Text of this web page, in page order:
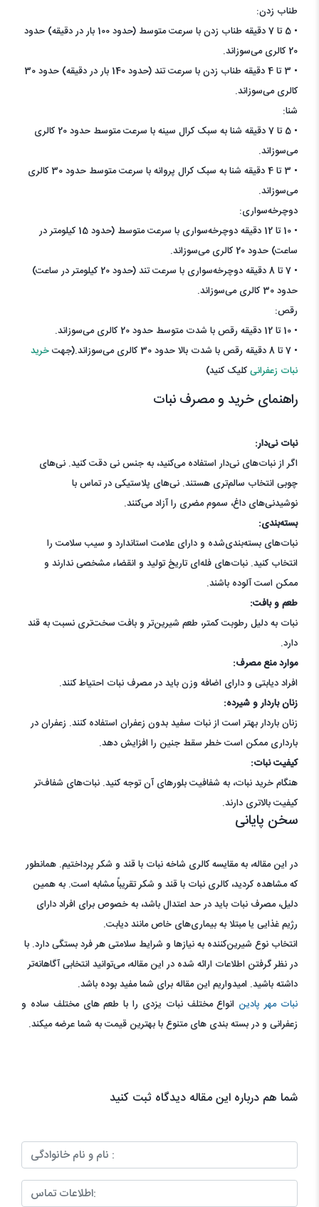
طناب زدن:
• 5 تا 7 دقیقه طناب زدن با سرعت متوسط (حدود 100 بار در دقیقه) حدود
20 کالری می‌سوزاند.
• 3 تا 4 دقیقه طناب زدن با سرعت تند (حدود 140 بار در دقیقه) حدود 30
کالری می‌سوزاند.
شنا:
• 5 تا 7 دقیقه شنا به سبک کرال سینه با سرعت متوسط حدود 20 کالری
می‌سوزاند.
• 3 تا 4 دقیقه شنا به سبک کرال پروانه با سرعت متوسط حدود 30 کالری
می‌سوزاند.
دوچرخه‌سواری:
• 10 تا 12 دقیقه دوچرخه‌سواری با سرعت متوسط (حدود 15 کیلومتر در
ساعت) حدود 20 کالری می‌سوزاند.
• 7 تا 8 دقیقه دوچرخه‌سواری با سرعت تند (حدود 20 کیلومتر در ساعت)
حدود 30 کالری می‌سوزاند.
رقص:
• 10 تا 12 دقیقه رقص با شدت متوسط حدود 20 کالری می‌سوزاند.
• 7 تا 8 دقیقه رقص با شدت بالا حدود 30 کالری می‌سوزاند.(جهت
خرید
نبات زعفرانیکلیک کنید)
راهنمای خرید و مصرف نبات
نبات نی‌دار:
اگر از نبات‌های نی‌دار استفاده می‌کنید، به جنس نی دقت کنید. نی‌های
چوبی انتخاب سالم‌تری هستند. نی‌های پلاستیکی در تماس با
نوشیدنی‌های داغ، سموم مضری را آزاد می‌کنند.
بسته‌بندی:
نبات‌های بسته‌بندی‌شده و دارای علامت استاندارد و سیب سلامت را
انتخاب کنید. نبات‌های فله‌ای تاریخ تولید و انقضاء مشخصی ندارند و
ممکن است آلوده باشند.
طعم و بافت:
نبات به دلیل رطوبت کمتر، طعم شیرین‌تر و بافت سخت‌تری نسبت به قند
دارد.
موارد منع مصرف:
افراد دیابتی و دارای اضافه وزن باید در مصرف نبات احتیاط کنند.
زنان باردار و شیرده:
زنان باردار بهتر است از نبات سفید بدون زعفران استفاده کنند. زعفران در
بارداری ممکن است خطر سقط جنین را افزایش دهد.
کیفیت نبات:
هنگام خرید نبات، به شفافیت بلورهای آن توجه کنید. نبات‌های شفاف‌تر
کیفیت بالاتری دارند.
سخن پایانی
در این مقاله، به مقایسه کالری شاخه نبات با قند و شکر پرداختیم. همانطور
که مشاهده کردید، کالری نبات با قند و شکر تقریباً مشابه است. به همین
دلیل، مصرف نبات باید در حد اعتدال باشد، به خصوص برای افراد دارای
رژیم غذایی یا مبتلا به بیماری‌های خاص مانند دیابت.
انتخاب نوع شیرین‌کننده به نیازها و شرایط سلامتی هر فرد بستگی دارد. با
در نظر گرفتن اطلاعات ارائه شده در این مقاله، می‌توانید انتخابی آگاهانه‌تر
داشته باشید. امیدواریم این مقاله برای شما مفید بوده باشد.
نبات مهر پادین انواع مختلف نبات یزدی را با طعم های مختلف ساده و
زعفرانی و در بسته بندی های متنوع با بهترین قیمت به شما عرضه میکند.
شما هم درباره این مقاله دیدگاه ثبت کنید